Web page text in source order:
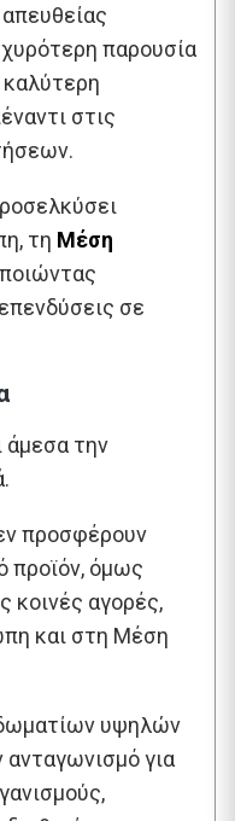
παρουσία
στις
τη Μέση
σε
άμεσα την
προσφέρουν
προϊόν, όμως
κοινές αγορές,
και στη Μέση
υψηλών
για